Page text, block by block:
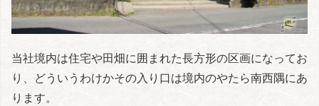
当社境内は住宅や田畑に囲まれた長方形の区画になってお
り、どういうわけかその入り口は境内のやたら南西隅にあ
ります。